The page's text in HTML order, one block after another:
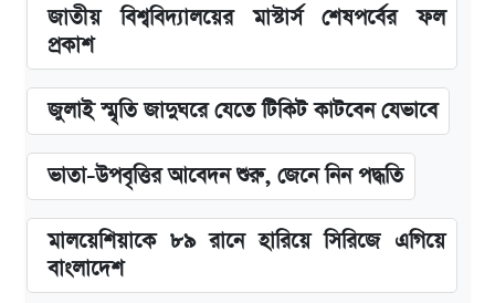
জাতীয় বিশ্ববিদ্যালয়ের মাস্টার্স শেষপর্বের ফল
প্রকাশ
জুলাই স্মৃতি জাদুঘরে যেতে টিকিট কাটবেন যেভাবে
ভাতা-উপবৃত্তির আবেদন শুরু, জেনে নিন পদ্ধতি
মালয়েশিয়াকে ৮৯ রানে হারিয়ে সিরিজে এগিয়ে
বাংলাদেশ